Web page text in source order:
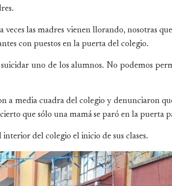
veces las madres vienen llorando, nosotras
con puestos en la puerta del colegio.
uno de los alumnos. No podemos
a media cuadra del colegio y denunciaron
que sólo una mamá se paró en la puerta
del colegio el inicio de sus clases.